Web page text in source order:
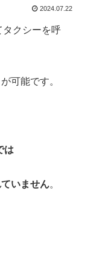
2024.07.22
タクシーを呼
可能です。
は
いません。